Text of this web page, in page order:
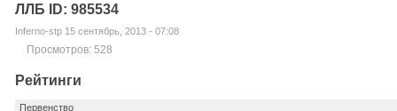
ЛЛБ ID: 985534
Inferno-stp 15 сентябрь, 2013 - 07:08
Просмотров: 528
Рейтинги
Первенство